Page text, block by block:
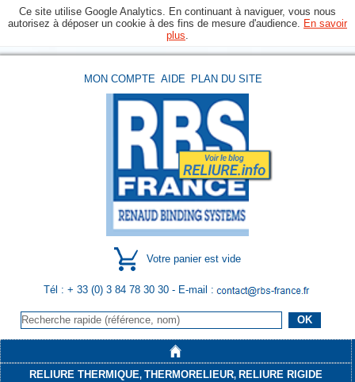
Ce site utilise Google Analytics. En continuant à naviguer, vous nous
autorisez à déposer un cookie à des fins de mesure d'audience. En savoir
plus
MON COMPTE AIDE PLAN DU SITE
Votre panier est vide
Tél : + 33 (0) 3 84 78 30 30 - E-mail :
RELIURE THERMIQUE,THERMORELIEUR, RELIURE RIGIDE